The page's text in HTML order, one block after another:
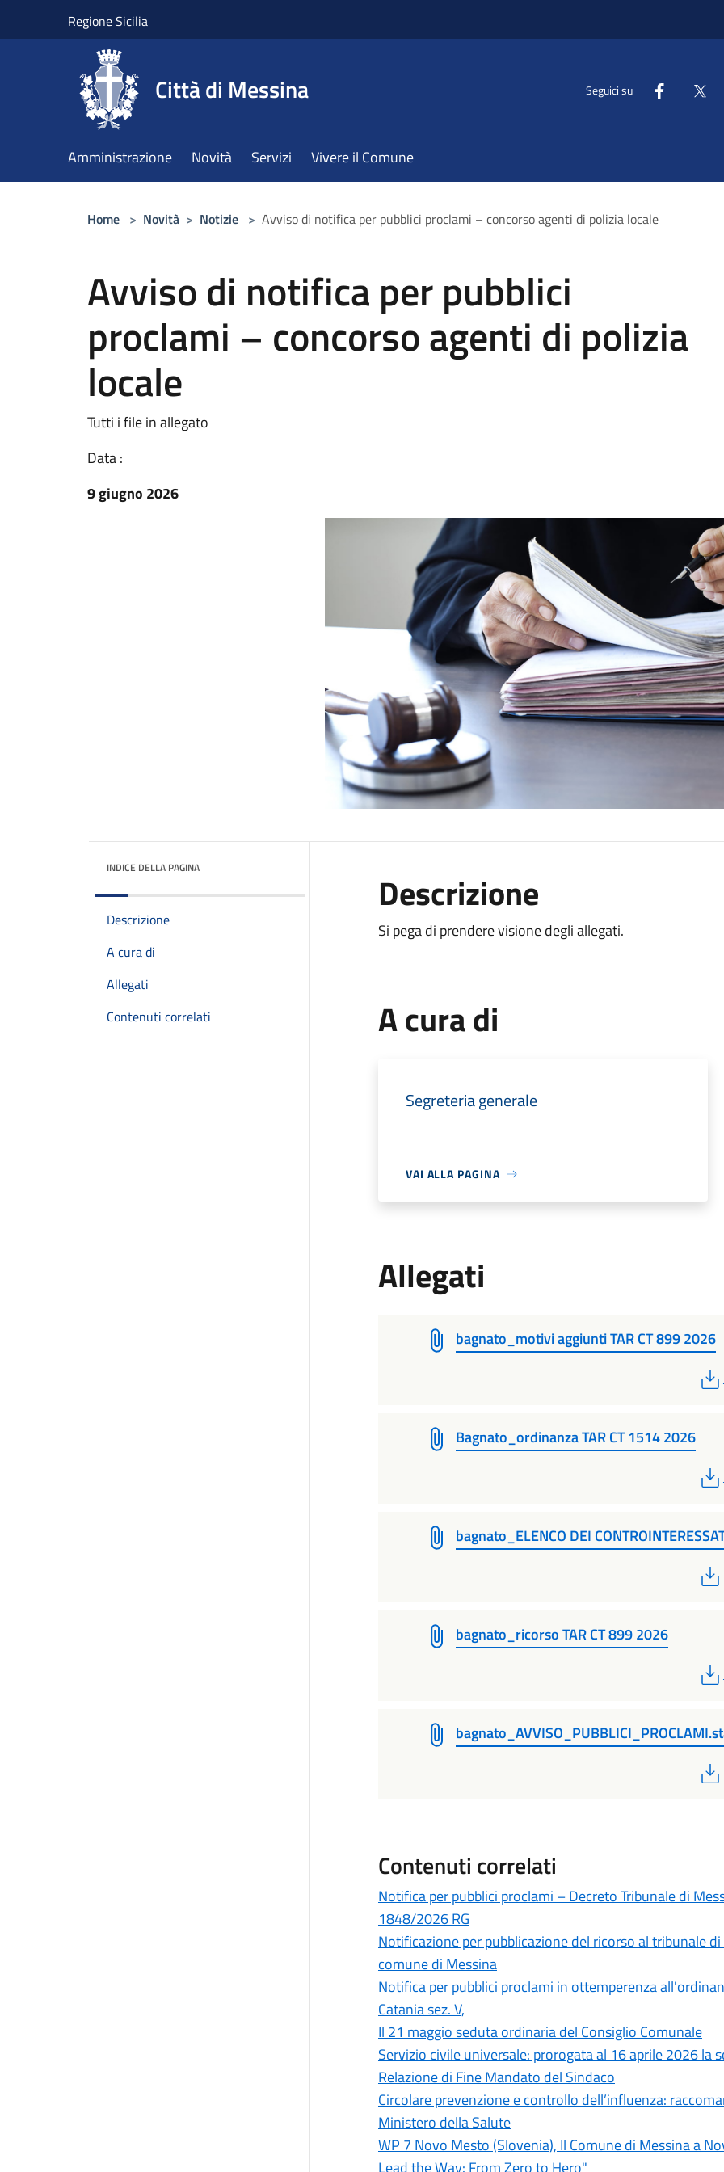
Regione Sicilia
Città di Messina Seguici su
Amministrazione Novità Servizi Vivere il Comune
Home > Novità > Notizie > Avviso di notifica per pubblici proclami – concorso agenti di polizia locale
Avviso di notifica per pubblici
proclami – concorso agenti di polizia
locale
Tutti i file in allegato
Data :
9 giugno 2026
INDICE DELLA PAGINA
Descrizione
A cura di
Allegati
Contenuti correlati
Descrizione
Si pega di prendere visione degli allegati.
A cura di
Segreteria generale
VAI ALLA PAGINA
Allegati
bagnato_motivi aggiunti TAR CT 899 2026
Bagnato_ordinanza TAR CT 1514 2026
bagnato_ELENCO DEI
bagnato_ricorso TAR CT 899 2026
Contenuti correlati
Notifica per pubblici proclami – Decreto Tribunale di
1848/2026 RG
Notificazione per pubblicazione del ricorso al tribunale
comune di Messina
Notifica per pubblici proclami in ottemperenza
Catania sez. V,
Il 21 maggio seduta ordinaria del Consiglio Comunale
Servizio civile universale: prorogata al 16 aprile 2026 la
Relazione di Fine Mandato del Sindaco
Circolare prevenzione e controllo dell’influenza:
Ministero della Salute
WP 7 Novo Mesto (Slovenia), Il Comune di Messina a
Lead the Way: From Zero to Hero"